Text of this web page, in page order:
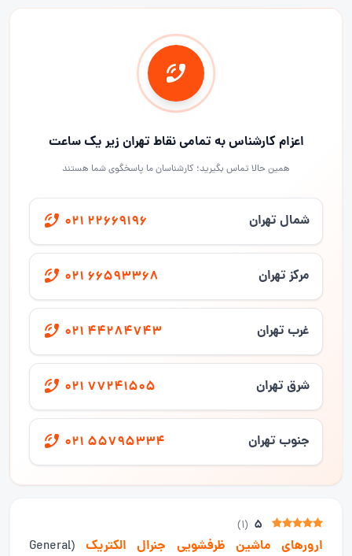
اعزام کارشناس به تمامی نقاط تهران زیر یک ساعت
همین حالا تماس بگیرید؛ کارشناسان ما پاسخگوی شما هستند
شمال تهران 021 22669196
مرکز تهران 021 66593368
غرب تهران 021 44284743
شرق تهران 021 77241505
جنوب تهران 021 55795334
5
(
1
)
ارورهای ماشین ظرفشویی جنرال الکتریک
(General